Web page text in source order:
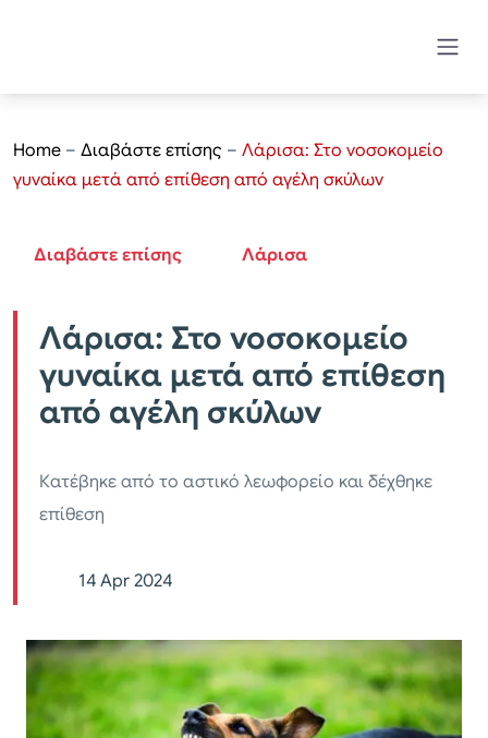
Home – Διαβάστε επίσης – Λάρισα: Στο νοσοκομείο
γυναίκα μετά από επίθεση από αγέλη σκύλων
Διαβάστε επίσης Λάρισα
Λάρισα: Στο νοσοκομείο
γυναίκα μετά από επίθεση
από αγέλη σκύλων
Κατέβηκε από το αστικό λεωφορείο και δέχθηκε
επίθεση
14 Apr 2024